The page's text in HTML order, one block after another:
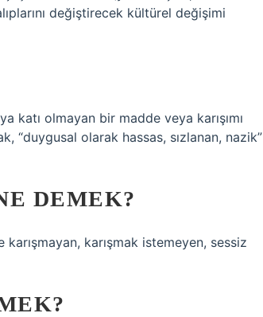
değiştirecek kültürel değişimi
katı olmayan bir madde veya karışımı
“duygusal olarak hassas, sızlanan, nazik”
DEMEK?
karışmak istemeyen, sessiz